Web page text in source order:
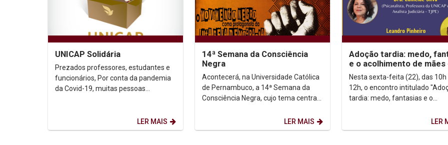
UNICAP Solidária
Prezados professores, estudantes e
funcionários, Por conta da pandemia
da Covid-19, muitas pessoas
LER MAIS
14ª Semana da Consciência
Negra
Acontecerá, na Universidade Católica
de Pernambuco, a 14ª Semana da
Consciência Negra, cujo tema central
LER MAIS
Adoção tardia: medo,
e o acolhimento de mães
pais
Nesta sexta-feita (22), das 10h
12h, o encontro intitulado
tardia: medo, fantasias e o
LER